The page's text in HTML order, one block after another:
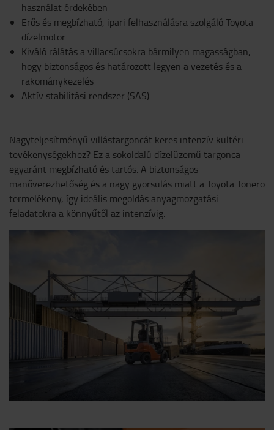
használat érdekében
Erős és megbízható, ipari felhasználásra szolgáló Toyota
dízelmotor
Kiváló rálátás a villacsúcsokra bármilyen magasságban,
hogy biztonságos és határozott legyen a vezetés és a
rakománykezelés
Aktív stabilitási rendszer (SAS)
Nagyteljesítményű villástargoncát keres intenzív kültéri
tevékenységekhez? Ez a sokoldalú dízelüzemű targonca
egyaránt megbízható és tartós. A biztonságos
manőverezhetőség és a nagy gyorsulás miatt a Toyota Tonero
termelékeny, így ideális megoldás anyagmozgatási
feladatokra a könnyűtől az intenzívig.